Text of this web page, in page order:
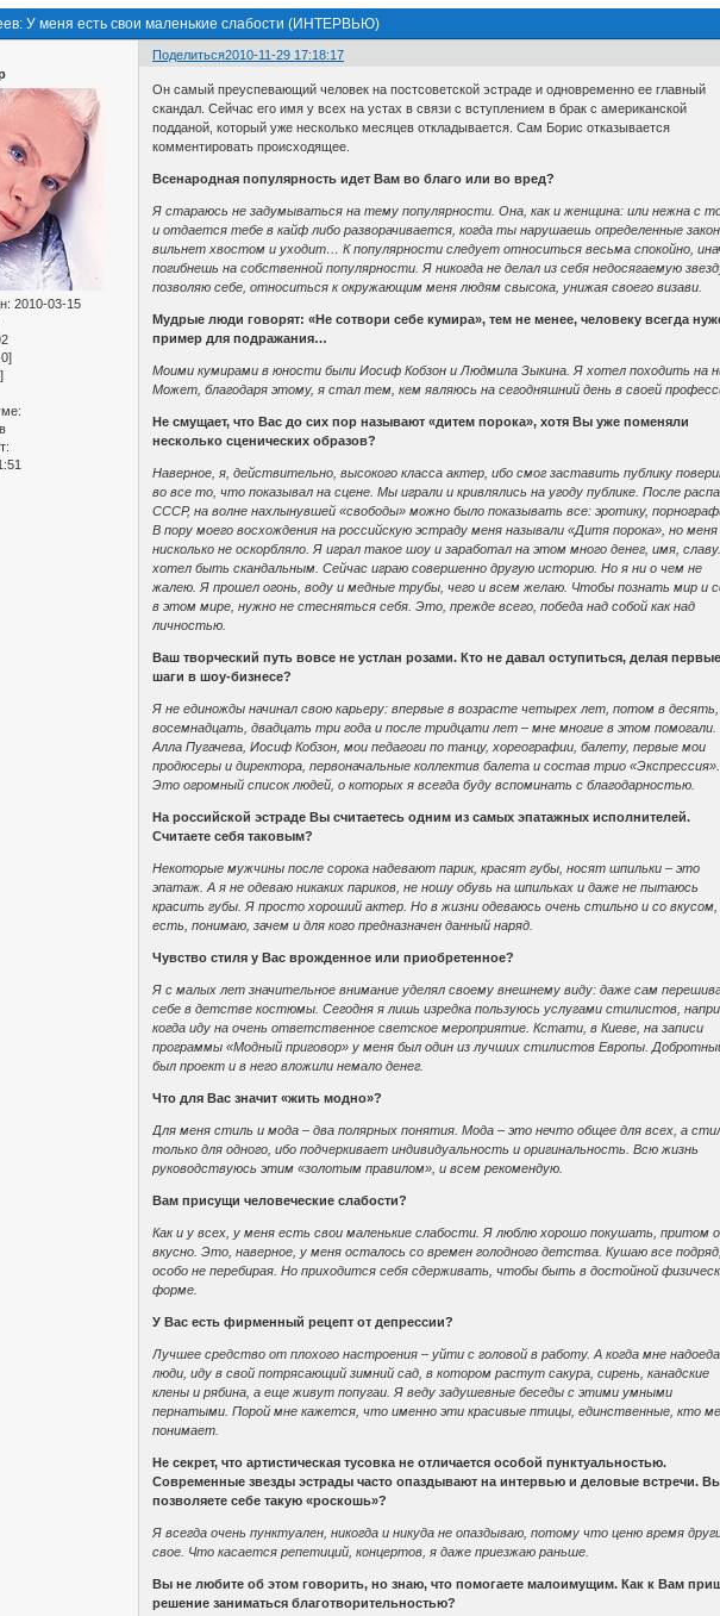
У меня есть свои маленькие слабости (ИНТЕРВЬЮ)
Поделиться2010-11-29 17:18:17
: 2010-03-15
Он самый преуспевающий человек на постсоветской эстраде и одновременно ее главный
скандал. Сейчас его имя у всех на устах в связи с вступлением в брак с американской
подданой, который уже несколько месяцев откладывается. Сам Борис отказывается
комментировать происходящее.
Всенародная популярность идет Вам во благо или во вред?
Я стараюсь не задумываться на тему популярности. Она, как и женщина: или нежна с
и отдается тебе в кайф либо разворачивается, когда ты нарушаешь определенные
вильнет хвостом и уходит… К популярности следует относиться весьма спокойно,
погибнешь на собственной популярности. Я никогда не делал из себя недосягаемую
позволяю себе, относиться к окружающим меня людям свысока, унижая своего визави.
Мудрые люди говорят: «Не сотвори себе кумира», тем не менее, человеку всегда
пример для подражания…
Моими кумирами в юности были Иосиф Кобзон и Людмила Зыкина. Я хотел походить на
Может, благодаря этому, я стал тем, кем являюсь на сегодняшний день в своей
Не смущает, что Вас до сих пор называют «дитем порока», хотя Вы уже поменяли
несколько сценических образов?
Наверное, я, действительно, высокого класса актер, ибо смог заставить публику
во все то, что показывал на сцене. Мы играли и кривлялись на угоду публике. После
СССР, на волне нахлынувшей «свободы» можно было показывать все: эротику,
В пору моего восхождения на российскую эстраду меня называли «Дитя порока», но
нисколько не оскорбляло. Я играл такое шоу и заработал на этом много денег, имя,
хотел быть скандальным. Сейчас играю совершенно другую историю. Но я ни о чем не
жалею. Я прошел огонь, воду и медные трубы, чего и всем желаю. Чтобы познать мир и
в этом мире, нужно не стесняться себя. Это, прежде всего, победа над собой как над
личностью.
Ваш творческий путь вовсе не устлан розами. Кто не давал оступиться, делая первые
шаги в шоу-бизнесе?
Я не единожды начинал свою карьеру: впервые в возрасте четырех лет, потом в десять,
восемнадцать, двадцать три года и после тридцати лет – мне многие в этом помогали.
Алла Пугачева, Иосиф Кобзон, мои педагоги по танцу, хореографии, балету, первые мои
продюсеры и директора, первоначальные коллектив балета и состав трио «Экспрессия».
Это огромный список людей, о которых я всегда буду вспоминать с благодарностью.
На российской эстраде Вы считаетесь одним из самых эпатажных исполнителей.
Считаете себя таковым?
Некоторые мужчины после сорока надевают парик, красят губы, носят шпильки – это
эпатаж. А я не одеваю никаких париков, не ношу обувь на шпильках и даже не пытаюсь
красить губы. Я просто хороший актер. Но в жизни одеваюсь очень стильно и со
есть, понимаю, зачем и для кого предназначен данный наряд.
Чувство стиля у Вас врожденное или приобретенное?
Я с малых лет значительное внимание уделял своему внешнему виду: даже сам
себе в детстве костюмы. Сегодня я лишь изредка пользуюсь услугами стилистов,
когда иду на очень ответственное светское мероприятие. Кстати, в Киеве, на записи
программы «Модный приговор» у меня был один из лучших стилистов Европы.
был проект и в него вложили немало денег.
Что для Вас значит «жить модно»?
Для меня стиль и мода – два полярных понятия. Мода – это нечто общее для всех, а
только для одного, ибо подчеркивает индивидуальность и оригинальность. Всю жизнь
руководствуюсь этим «золотым правилом», и всем рекомендую.
Вам присущи человеческие слабости?
Как и у всех, у меня есть свои маленькие слабости. Я люблю хорошо покушать, притом
вкусно. Это, наверное, у меня осталось со времен голодного детства. Кушаю все подряд,
особо не перебирая. Но приходится себя сдерживать, чтобы быть в достойной
форме.
У Вас есть фирменный рецепт от депрессии?
Лучшее средство от плохого настроения – уйти с головой в работу. А когда мне
люди, иду в свой потрясающий зимний сад, в котором растут сакура, сирень, канадские
клены и рябина, а еще живут попугаи. Я веду задушевные беседы с этими умными
пернатыми. Порой мне кажется, что именно эти красивые птицы, единственные, кто
понимает.
Не секрет, что артистическая тусовка не отличается особой пунктуальностью.
Современные звезды эстрады часто опаздывают на интервью и деловые встречи.
позволяете себе такую «роскошь»?
Я всегда очень пунктуален, никогда и никуда не опаздываю, потому что ценю время
свое. Что касается репетиций, концертов, я даже приезжаю раньше.
Вы не любите об этом говорить, но знаю, что помогаете малоимущим. Как к Вам
решение заниматься благотворительностью?